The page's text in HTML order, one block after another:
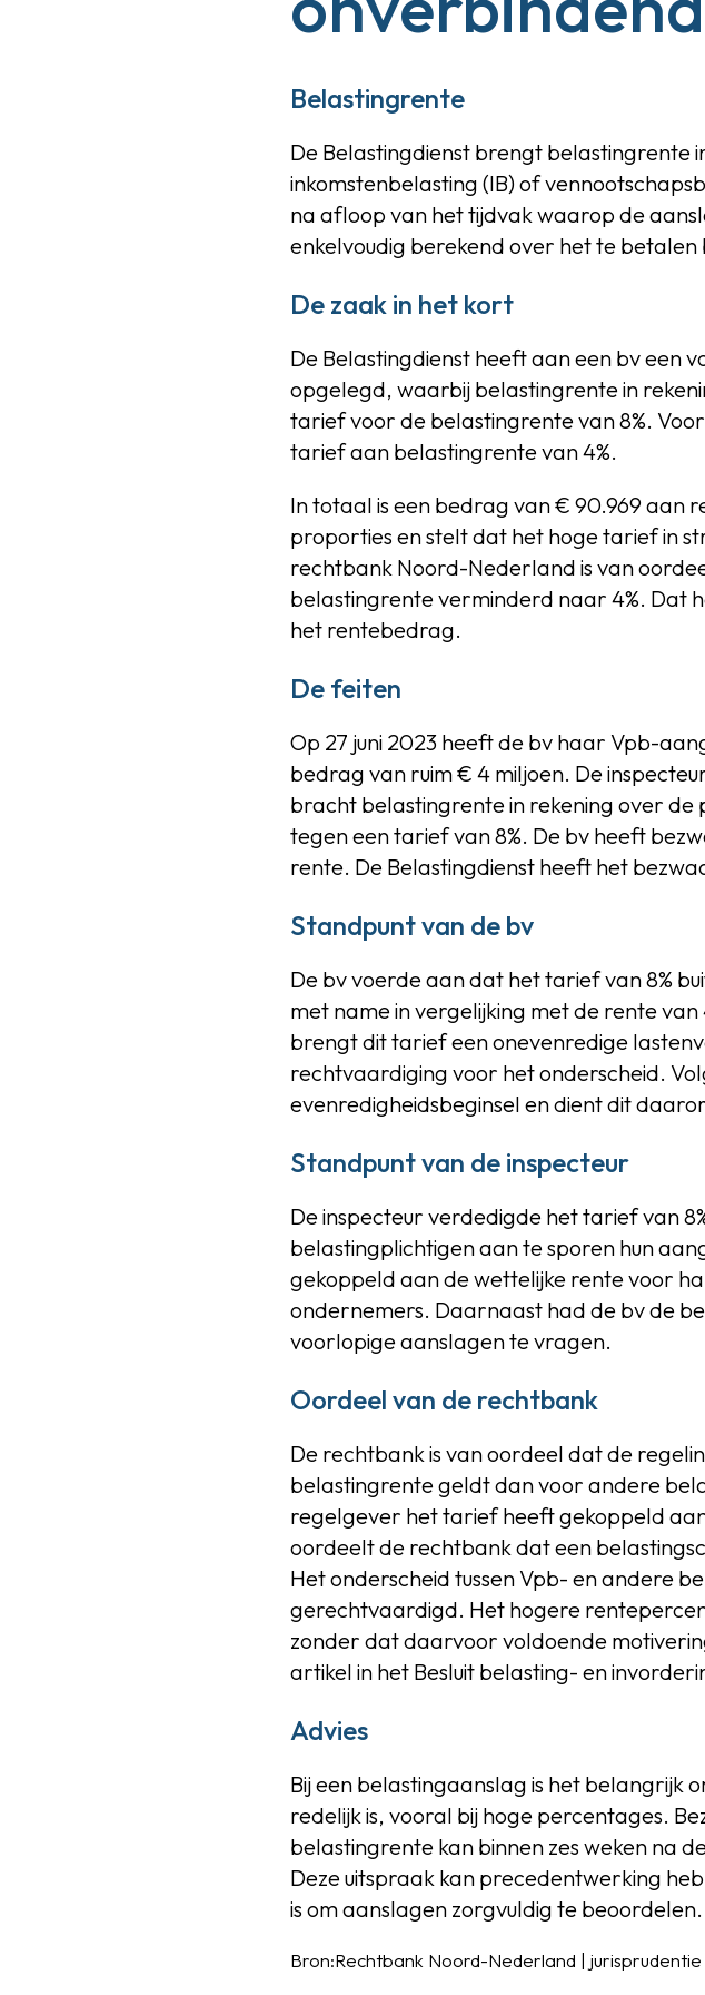
Belastingrente
De Belastingdienst brengt belastingrente
inkomstenbelasting (IB) of
na afloop van het tijdvak waarop de
enkelvoudig berekend over het te
De zaak in het kort
De Belastingdienst heeft aan een bv een
opgelegd, waarbij belastingrente in
tarief voor de belastingrente van 8%.
tarief aan belastingrente van 4%.
In totaal is een bedrag van € 90.969 aan
proporties en stelt dat het hoge tarief in
rechtbank Noord-Nederland is van
belastingrente verminderd naar 4%. Dat
het rentebedrag.
De feiten
Op 27 juni 2023 heeft de bv haar Vpb-
bedrag van ruim € 4 miljoen. De
bracht belastingrente in rekening over de
tegen een tarief van 8%. De bv heeft
rente. De Belastingdienst heeft het
Standpunt van de bv
De bv voerde aan dat het tarief van 8%
met name in vergelijking met de rente
brengt dit tarief een onevenredige
rechtvaardiging voor het onderscheid.
evenredigheidsbeginsel en dient dit
Standpunt van de inspecteur
De inspecteur verdedigde het tarief van
belastingplichtigen aan te sporen hun
gekoppeld aan de wettelijke rente voor
ondernemers. Daarnaast had de bv de
voorlopige aanslagen te vragen.
Oordeel van de rechtbank
De rechtbank is van oordeel dat de
belastingrente geldt dan voor andere
regelgever het tarief heeft gekoppeld
oordeelt de rechtbank dat een
Het onderscheid tussen Vpb- en andere
gerechtvaardigd. Het hogere
zonder dat daarvoor voldoende
artikel in het Besluit belasting- en
Advies
Bij een belastingaanslag is het belangrijk
redelijk is, vooral bij hoge percentages.
belastingrente kan binnen zes weken na
Deze uitspraak kan precedentwerking
is om aanslagen zorgvuldig te beoordelen.
Bron:Rechtbank Noord-Nederland |